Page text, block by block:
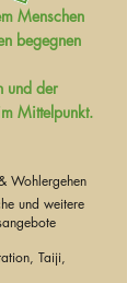
Menschen
begegnen
und der
Mittelpunkt.
Wohlergehen
und weitere
Taiji,